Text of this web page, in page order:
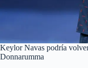
Keylor Navas podría
Donnarumma